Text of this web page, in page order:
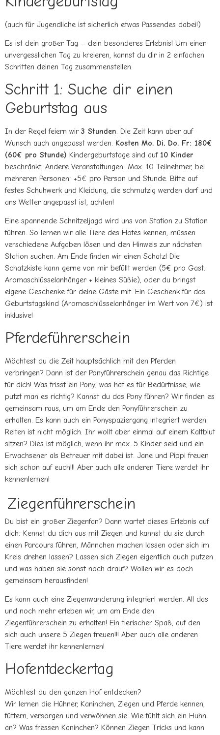
(auch für Jugendliche ist sicherlich etwas Passendes dabei!)
Es ist dein großer Tag – dein besonderes Erlebnis! Um einen
unvergesslichen Tag zu kreieren, kannst du dir in 2 einfachen
Schritten deinen Tag zusammenstellen.
Schritt 1: Suche dir einen
Geburtstag aus
In der Regel feiern wir 3 Stunden. Die Zeit kann aber auf
Wunsch auch angepasst werden. Kosten Mo, Di, Do, Fr: 180€
(60€ pro Stunde) Kindergeburtstage sind auf 10 Kinder
beschränkt. Andere Veranstaltungen: Max. 10 Teilnehmer, bei
mehreren Personen: +5€ pro Person und Stunde. Bitte auf
festes Schuhwerk und Kleidung, die schmutzig werden darf und
ans Wetter angepasst ist, achten!
Eine spannende Schnitzeljagd wird uns von Station zu Station
führen. So lernen wir alle Tiere des Hofes kennen, müssen
verschiedene Aufgaben lösen und den Hinweis zur nächsten
Station suchen. Am Ende finden wir einen Schatz! Die
Schatzkiste kann gerne von mir befüllt werden (5€ pro Gast:
Aromaschlüsselanhänger + kleines Süßie), oder du bringst
eigene Geschenke für deine Gäste mit. Ein Geschenk für das
Geburtstagskind (Aromaschlüsselanhänger im Wert von 7€) ist
inklusive!
Pferdeführerschein
Möchtest du die Zeit hauptsächlich mit den Pferden
verbringen? Dann ist der Ponyführerschein genau das Richtige
für dich! Was frisst ein Pony, was hat es für Bedürfnisse, wie
putzt man es richtig? Kannst du das Pony führen? Wir finden es
gemeinsam raus, um am Ende den Ponyführerschein zu
erhalten. Es kann auch ein Ponyspaziergang integriert werden.
Reiten ist nicht möglich. Ihr wollt aber einmal auf einem Kaltblut
sitzen? Dies ist möglich, wenn ihr max. 5 Kinder seid und ein
Erwachsener als Betreuer mit dabei ist. Jane und Pippi freuen
sich schon auf euch!!! Aber auch alle anderen Tiere werdet ihr
kennenlernen!
Ziegenführerschein
Du bist ein großer Ziegenfan? Dann wartet dieses Erlebnis auf
dich: Kennst du dich aus mit Ziegen und kannst du sie durch
einen Parcours führen, Männchen machen lassen oder sich im
Kreis drehen lassen? Lassen sich Ziegen eigentlich auch putzen
und was haben sie sonst noch drauf? Wollen wir es doch
gemeinsam herausfinden!
Es kann auch eine Ziegenwanderung integriert werden. All das
und noch mehr erleben wir, um am Ende den
Ziegenführerschein zu erhalten! Ein tierischer Spaß, auf den
sich auch unsere 5 Ziegen freuen!!! Aber auch alle anderen
Tiere werdet ihr kennenlernen!
Hofentdeckertag
Möchtest du den ganzen Hof entdecken?
Wir lernen die Hühner, Kaninchen, Ziegen und Pferde kennen,
füttern, versorgen und verwöhnen sie. Wie fühlt sich ein Huhn
an? Was fressen Kaninchen? Können Ziegen Tricks und kann